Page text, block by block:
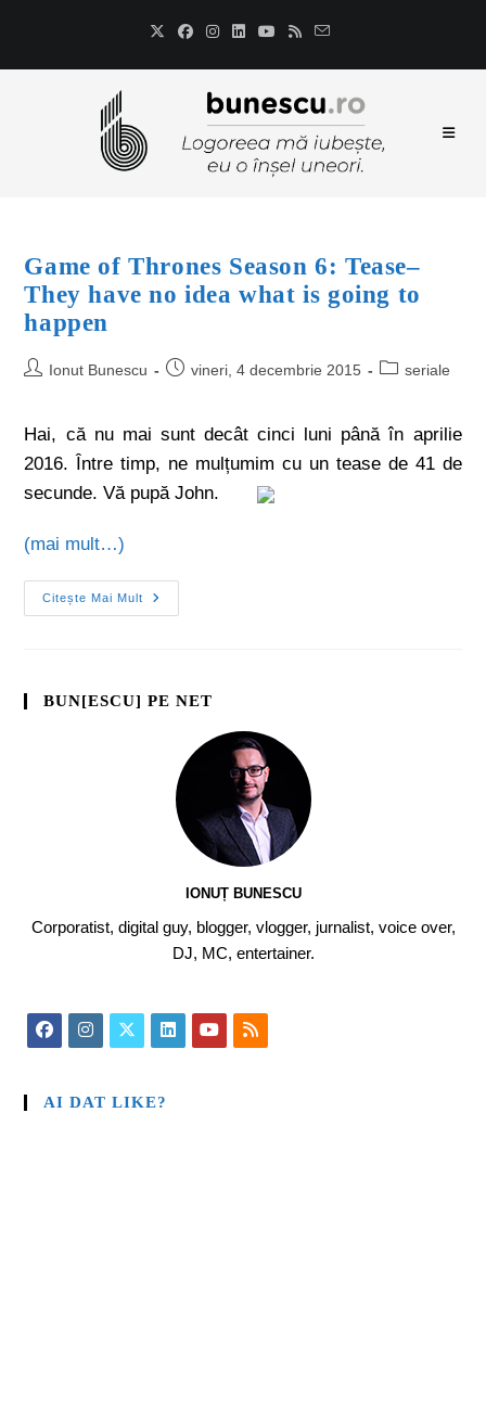
Game of Thrones Season 6: Tease–
They have no idea what is going to
happen
Ionut Bunescu vineri, 4 decembrie 2015 seriale
Hai, că nu mai sunt decât cinci luni până în aprilie
2016. Între timp, ne mulțumim cu un tease de 41 de
secunde. Vă pupă John.
(mai mult…)
Citește Mai Mult
BUN[ESCU] PE NET
IONUȚ BUNESCU
Corporatist, digital guy, blogger, vlogger, jurnalist, voice over,
DJ, MC, entertainer.
AI DAT LIKE?